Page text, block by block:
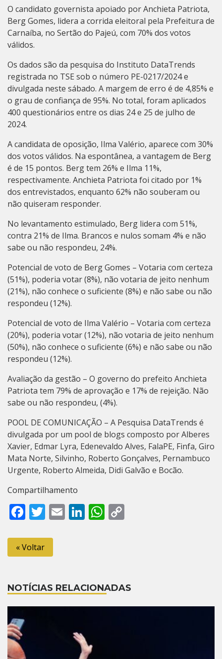
O candidato governista apoiado por Anchieta Patriota,
Berg Gomes, lidera a corrida eleitoral pela Prefeitura de
Carnaíba, no Sertão do Pajeú, com 70% dos votos
válidos.
Os dados são da pesquisa do Instituto DataTrends
registrada no TSE sob o número PE-0217/2024 e
divulgada neste sábado. A margem de erro é de 4,85% e
o grau de confiança de 95%. No total, foram aplicados
400 questionários entre os dias 24 e 25 de julho de
2024.
A candidata de oposição, Ilma Valério, aparece com 30%
dos votos válidos. Na espontânea, a vantagem de Berg
é de 15 pontos. Berg tem 26% e Ilma 11%,
respectivamente. Anchieta Patriota foi citado por 1%
dos entrevistados, enquanto 62% não souberam ou
não quiseram responder.
No levantamento estimulado, Berg lidera com 51%,
contra 21% de Ilma. Brancos e nulos somam 4% e não
sabe ou não respondeu, 24%.
Potencial de voto de Berg Gomes – Votaria com certeza
(51%), poderia votar (8%), não votaria de jeito nenhum
(21%), não conhece o suficiente (8%) e não sabe ou não
respondeu (12%).
Potencial de voto de Ilma Valério – Votaria com certeza
(20%), poderia votar (12%), não votaria de jeito nenhum
(50%), não conhece o suficiente (6%) e não sabe ou não
respondeu (12%).
Avaliação da gestão – O governo do prefeito Anchieta
Patriota tem 79% de aprovação e 17% de rejeição. Não
sabe ou não respondeu, (4%).
POOL DE COMUNICAÇÃO – A Pesquisa DataTrends é
divulgada por um pool de blogs composto por Alberes
Xavier, Edmar Lyra, Edenevaldo Alves, FalaPE, Finfa, Giro
Mata Norte, Silvinho, Roberto Gonçalves, Pernambuco
Urgente, Roberto Almeida, Didi Galvão e Bocão.
Compartilhamento
Facebook
Twitter
EmailLinkedIn
WhatsApp
« Voltar
NOTÍCIAS RELACIONADAS